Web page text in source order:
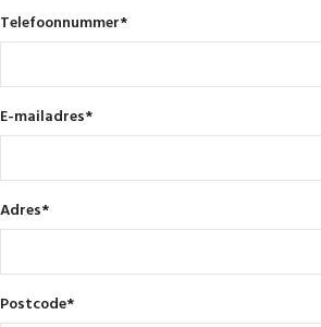
Telefoonnummer*
E-mailadres*
Adres*
Postcode*